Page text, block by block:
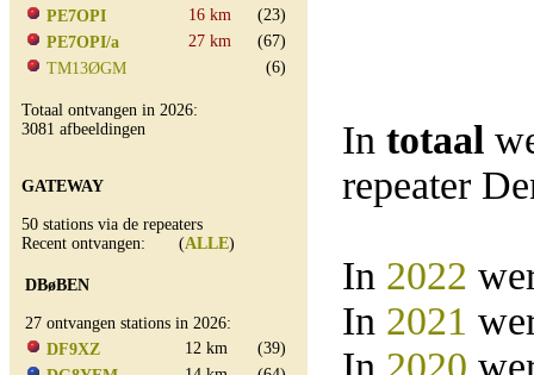
PE7OPI
16 km
(23)
PE7OPI/a
27 km
(67)
TM13ØGM
(6)
Totaal ontvangen in 2026:
3081 afbeeldingen
GATEWAY
50 stations via de repeaters
Recent ontvangen: (ALLE)
DBøBEN
27 ontvangen stations in 2026:
DF9XZ
12 km
(39)
In totaal
repeater
In 2022
In 2021
In 2020